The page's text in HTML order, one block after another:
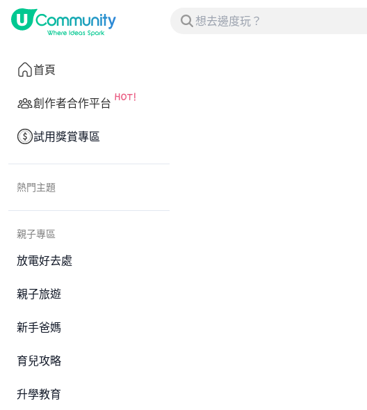
首頁
創作者合作平台
試用獎賞專區
熱門主題
親子專區
放電好去處
親子旅遊
新手爸媽
育兒攻略
升學教育